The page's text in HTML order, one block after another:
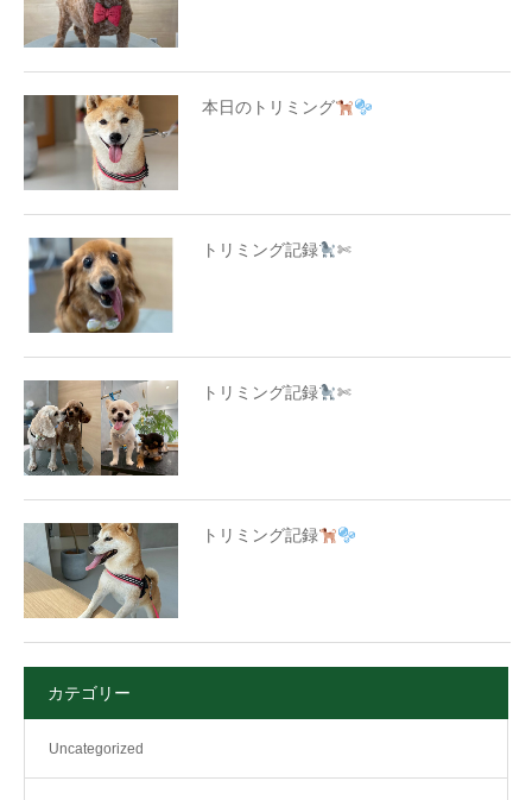
本日のトリミング
トリミング記録 ✄
トリミング記録 ✄
トリミング記録
カテゴリー
Uncategorized